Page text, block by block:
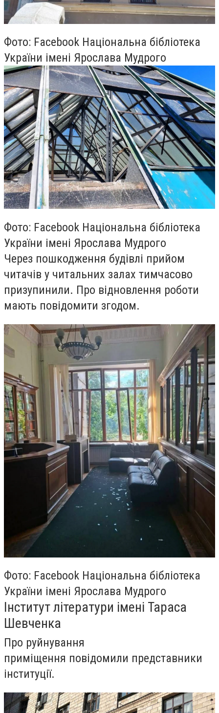
Фото: Facebook Національна бібліотека
України імені Ярослава Мудрого
Фото: Facebook Національна бібліотека
України імені Ярослава Мудрого
Через пошкодження будівлі прийом
читачів у читальних залах тимчасово
призупинили. Про відновлення роботи
мають повідомити згодом.
Фото: Facebook Національна бібліотека
України імені Ярослава Мудрого
Інститут літератури імені Тараса
Шевченка
Про руйнування
приміщення повідомили представники
інституції.